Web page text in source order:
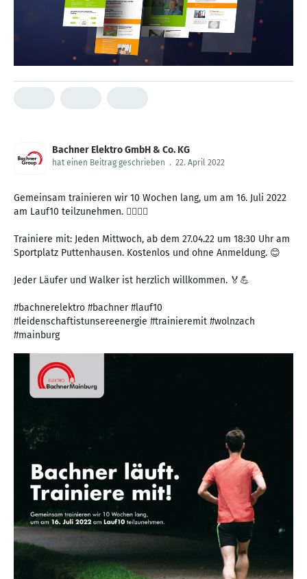
Bachner Elektro GmbH & Co. KG
hat einen Beitrag geschrieben . 22. April 2022
Gemeinsam trainieren wir 10 Wochen lang, um am 16. Juli 2022
am Lauf10 teilzunehmen. 🏃‍♀️🏃‍♂️
Trainiere mit: Jeden Mittwoch, ab dem 27.04.22 um 18:30 Uhr am
Sportplatz Puttenhausen. Kostenlos und ohne Anmeldung. 😊
Jeder Läufer und Walker ist herzlich willkommen. 🏅💪
#bachnerelektro #bachner #lauf10
#leidenschaftistunsereenergie #trainieremit #wolnzach
#mainburg